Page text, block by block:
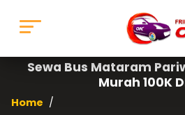
Sewa Bus Mataram
Murah 100K
Home /